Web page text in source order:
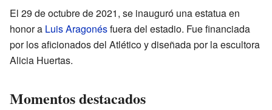
El 29 de octubre de 2021, se inauguró una estatua en
honor a Luis Aragonésfuera del estadio. Fue financiada
por los aficionados del Atlético y diseñada por la escultora
Alicia Huertas.
Momentos destacados